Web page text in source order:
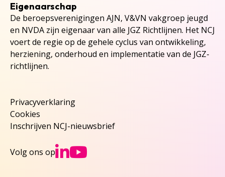
Eigenaarschap
De beroepsverenigingen AJN, V&VN vakgroep jeugd
en NVDA zijn eigenaar van alle JGZ Richtlijnen. Het NCJ
voert de regie op de gehele cyclus van ontwikkeling,
herziening, onderhoud en implementatie van de JGZ-
richtlijnen.
Privacyverklaring
Cookies
Inschrijven NCJ-nieuwsbrief
Volg ons op Ga naar NCJs